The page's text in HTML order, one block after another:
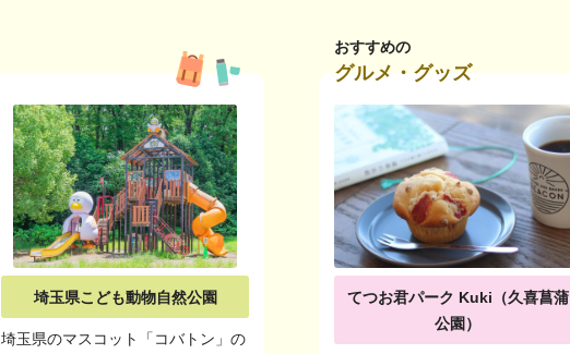
埼玉県こども動物自然公園
埼玉県のマスコット「コバトン」の
おすすめの
グルメ・グッズ
てつお君パーク Kuki（久喜菖蒲
公園）